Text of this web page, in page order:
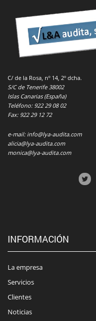
C/ de la Rosa, nº 14, 2º dcha.
S/C de Tenerife 38002
Islas Canarias (España)
Teléfono: 922 29 08 02
Fax: 922 29 12 72
e-mail: info@lya-audita.com
alicia@lya-audita.com
monica@lya-audita.com
INFORMACIÓN
La empresa
Servicios
Clientes
Noticias